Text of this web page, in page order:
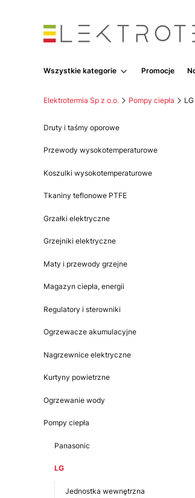
Wszystkie kategorie Promocje
Elektrotermia Sp z o.o. Pompy ciepła LG
Druty i taśmy oporowe
Przewody wysokotemperaturowe
Koszulki wysokotemperaturowe
Tkaniny teflonowe PTFE
Grzałki elektryczne
Grzejniki elektryczne
Maty i przewody grzejne
Magazyn ciepła, energii
Regulatory i sterowniki
Ogrzewacze akumulacyjne
Nagrzewnice elektryczne
Kurtyny powietrzne
Ogrzewanie wody
Pompy ciepła
Panasonic
LG
Jednostka wewnętrzna